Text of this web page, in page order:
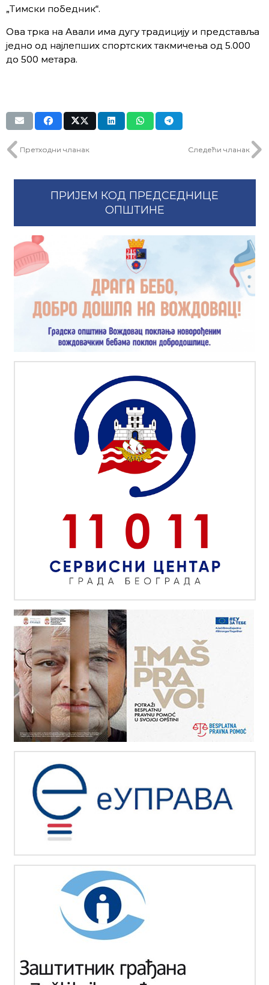
„Тимски победник“.
Ова трка на Авали има дугу традицију и представља
једно од најлeпших спортских такмичења од 5.000
до 500 метара.
Претходни чланак Следећи чланак
ПРИЈЕМ КОД ПРЕДСЕДНИЦЕ
ОПШТИНЕ